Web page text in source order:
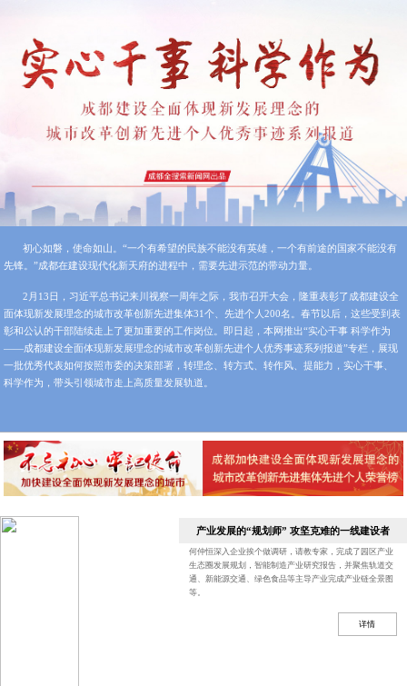
初心如磐，使命如山。“一个有希望的民族不能没有英雄，一个有前途的国家不能没有
先锋。”成都在建设现代化新天府的进程中，需要先进示范的带动力量。
2月13日，习近平总书记来川视察一周年之际，我市召开大会，隆重表彰了成都建设全
面体现新发展理念的城市改革创新先进集体31个、先进个人200名。春节以后，这些受到表
彰和公认的干部陆续走上了更加重要的工作岗位。即日起，本网推出“实心干事 科学作为
——成都建设全面体现新发展理念的城市改革创新先进个人优秀事迹系列报道”专栏，展现
一批优秀代表如何按照市委的决策部署，转理念、转方式、转作风、提能力，实心干事、
科学作为，带头引领城市走上高质量发展轨道。
产业发展的“规划师” 攻坚克难的一线建设者
何仲恒深入企业挨个做调研，请教专家，完成了园区产业
生态圈发展规划，智能制造产业研究报告，并聚焦轨道交
通、新能源交通、绿色食品等主导产业完成产业链全景图
等。
详情